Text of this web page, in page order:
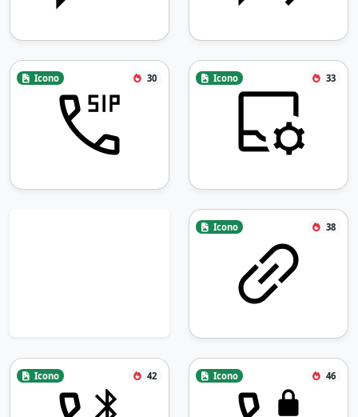
Icono 30 Icono 33
Icono 38
Icono 42 Icono 46